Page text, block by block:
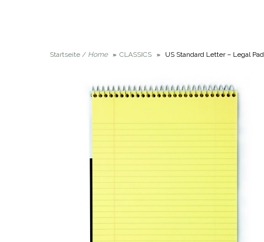
Startseite / Home » CLASSICS » US Standard Letter – Legal